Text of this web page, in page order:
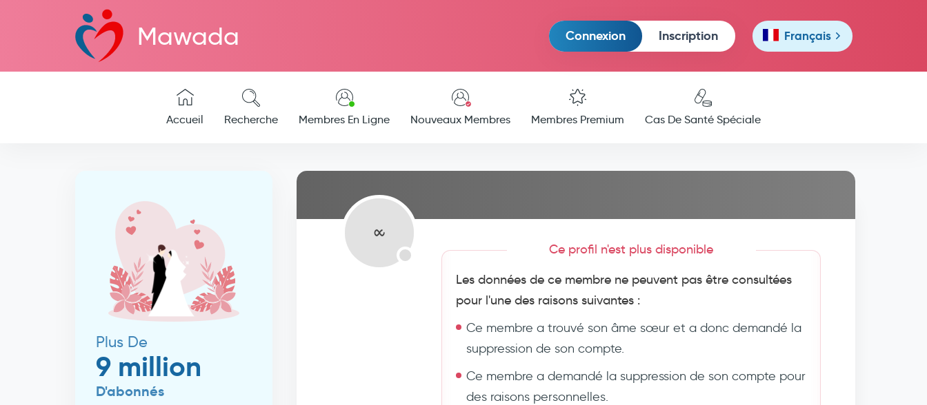
Mawada Connexion Inscription Français
Accueil Recherche Membres En Ligne Nouveaux Membres Membres Premium Cas De Santé Spéciale
Plus De
9 million
D'abonnés
Ce profil n'est plus disponible
Les données de ce membre ne peuvent pas être consultées
pour l'une des raisons suivantes :
Ce membre a trouvé son âme sœur et a donc demandé la
suppression de son compte.
Ce membre a demandé la suppression de son compte pour
des raisons personnelles.